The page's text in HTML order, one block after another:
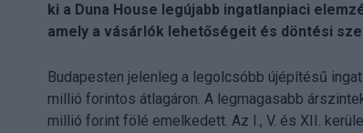
ki a Duna House legújabb ingatlanpiaci
amely a vásárlók lehetőségeit és döntési
Budapesten jelenleg a legolcsóbb újépítésű
millió forintos átlagáron. A legmagasabb
millió forint fölé emelkedett. Az I., V. és XII.